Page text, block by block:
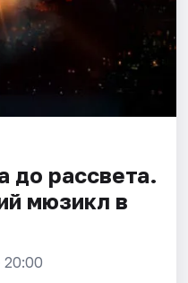
до рассвета.
мюзикл в
20:00